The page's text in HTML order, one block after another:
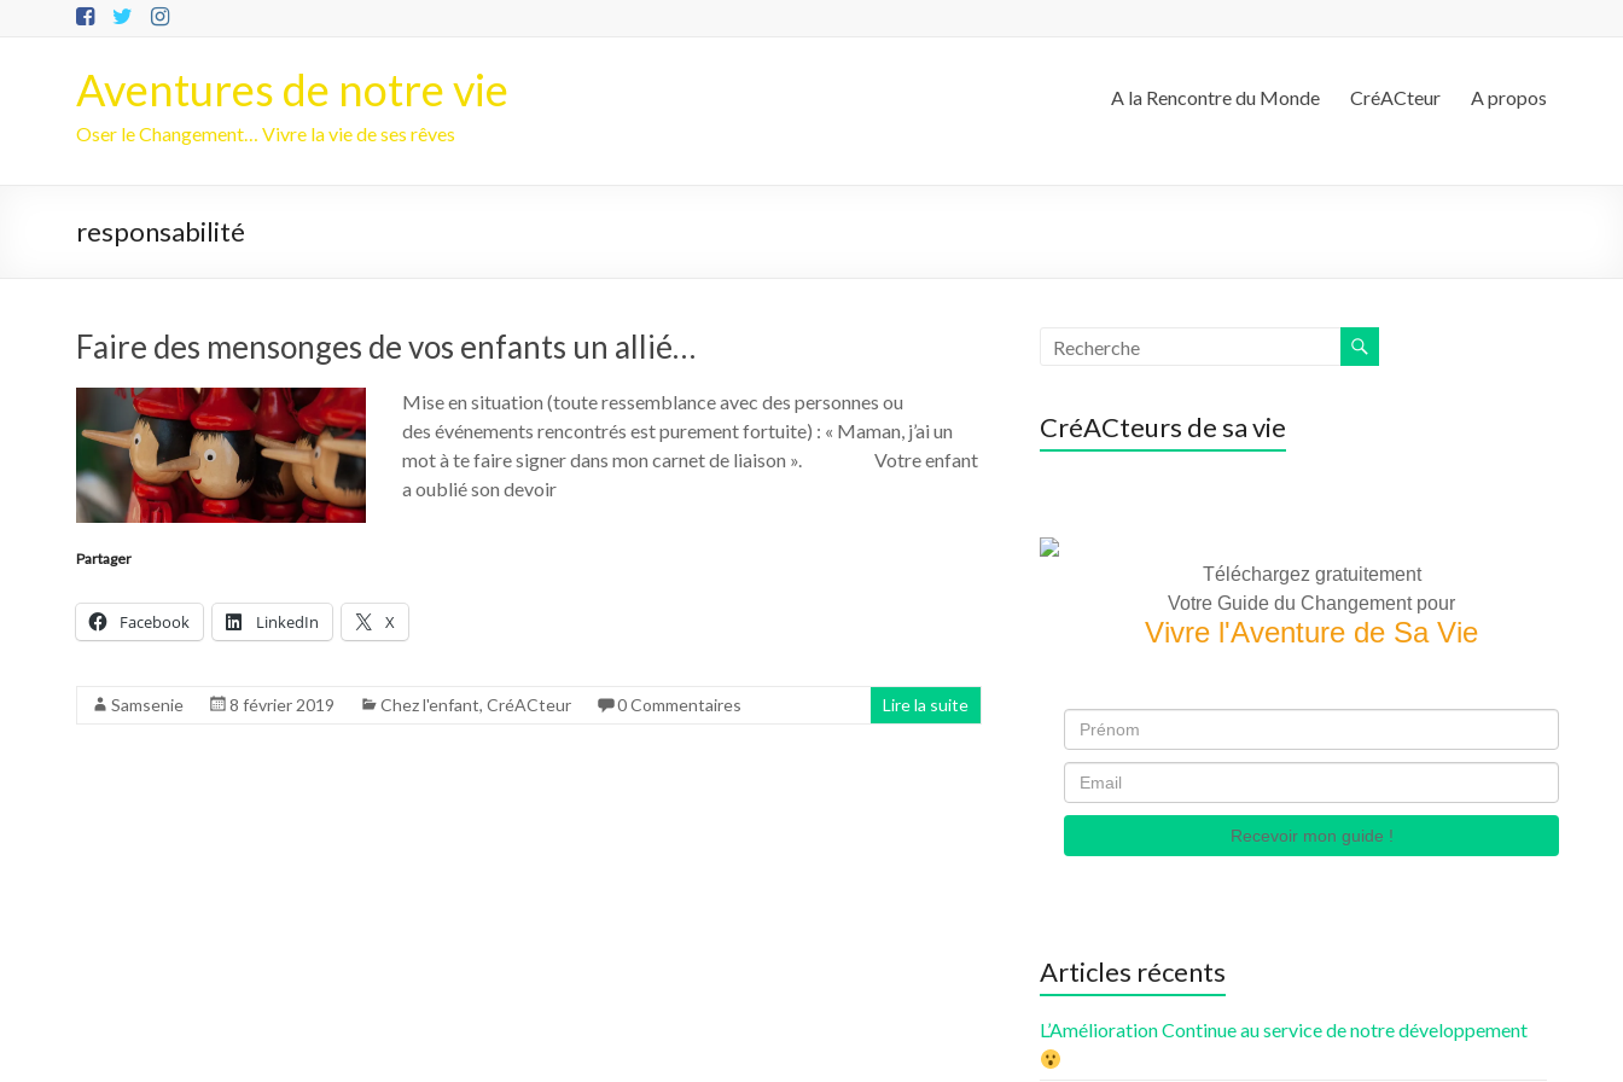
Aventures de notre vie
Oser le Changement… Vivre la vie de ses rêves
A la Rencontre du Monde CréACteur A propos
responsabilité
Faire des mensonges de vos enfants un allié…
Mise en situation (toute ressemblance avec des personnes ou
des événements rencontrés est purement fortuite) : « Maman, j’ai un
mot à te faire signer dans mon carnet de liaison ». Votre enfant
a oublié son devoir
Partager
Facebook LinkedIn X
Samsenie 8 février 2019 Chez l'enfant, CréACteur 0 Commentaires Lire la suite
CréACteurs de sa vie
Téléchargez gratuitement
Votre Guide du Changement pour
Vivre l'Aventure de Sa Vie
Recevoir mon guide !
Articles récents
L’Amélioration Continue au service de notre développement